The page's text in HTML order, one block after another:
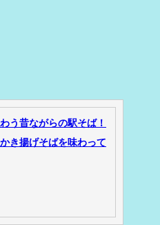
う昔ながらの駅そば！
き揚げそばを味わって